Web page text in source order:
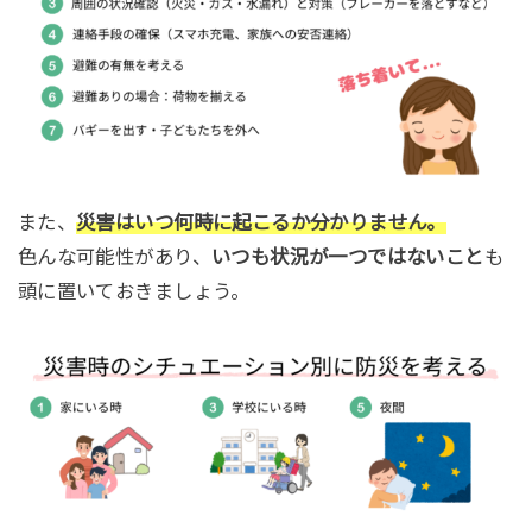
また、災害はいつ何時に起こるか分かりません。
色んな可能性があり、
いつも状況が一つではないことも
頭に置いておきましょう。